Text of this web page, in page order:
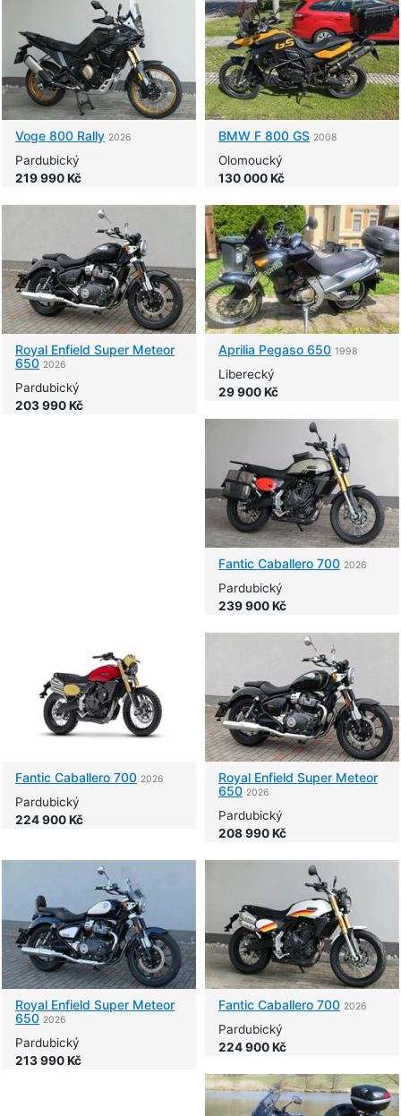
Voge 800 Rally 2026
Pardubický
219 990 Kč
BMW F 800 GS 2008
Olomoucký
130 000 Kč
Royal Enfield Super Meteor
650 2026
Pardubický
203 990 Kč
Aprilia Pegaso 650 1998
Liberecký
29 900 Kč
Fantic Caballero 700 2026
Pardubický
239 900 Kč
Fantic Caballero 700 2026
Pardubický
224 900 Kč
Royal Enfield Super Meteor
650 2026
Pardubický
208 990 Kč
Royal Enfield Super Meteor
650 2026
Pardubický
213 990 Kč
Fantic Caballero 700 2026
Pardubický
224 900 Kč